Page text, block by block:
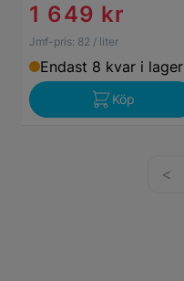
1 649 kr
Jmf-pris: 82 / liter
Endast 8 kvar i lager
Köp